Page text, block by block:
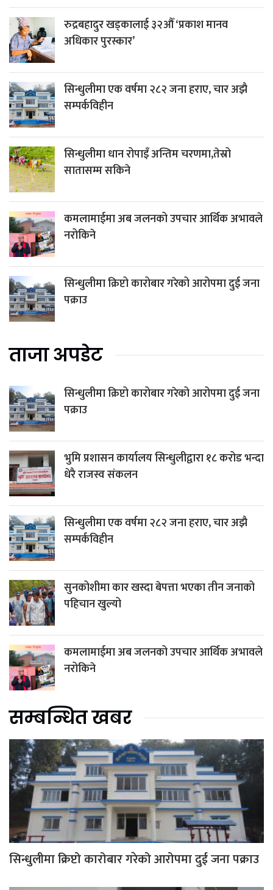
रुद्रबहादुर खड्कालाई ३२औँ ‘प्रकाश मानव
अधिकार पुरस्कार’
सिन्धुलीमा एक वर्षमा २८२ जना हराए, चार अझै
सम्पर्कविहीन
सिन्धुलीमा धान रोपाइँ अन्तिम चरणमा,तेस्रो
सातासम्म सकिने
कमलामाईमा अब जलनको उपचार आर्थिक अभावले
नरोकिने
सिन्धुलीमा क्रिप्टो कारोबार गरेको आरोपमा दुई जना
पक्राउ
ताजा अपडेट
सिन्धुलीमा क्रिप्टो कारोबार गरेको आरोपमा दुई जना
पक्राउ
भुमि प्रशासन कार्यालय सिन्धुलीद्वारा १८ करोड भन्दा
धेरै राजस्व संकलन
सिन्धुलीमा एक वर्षमा २८२ जना हराए, चार अझै
सम्पर्कविहीन
सुनकोशीमा कार खस्दा बेपत्ता भएका तीन जनाको
पहिचान खुल्यो
कमलामाईमा अब जलनको उपचार आर्थिक अभावले
नरोकिने
सम्बन्धित खबर
सिन्धुलीमा क्रिप्टो कारोबार गरेको आरोपमा दुई जना पक्राउ